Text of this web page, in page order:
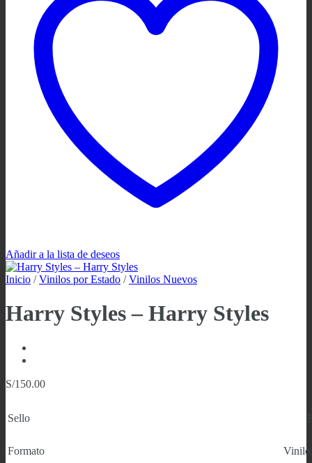
Añadir a la lista de deseos
Inicio / Vinilos por Estado / Vinilos Nuevos
Harry Styles – Harry Styles
S/150.00
Sello
Formato